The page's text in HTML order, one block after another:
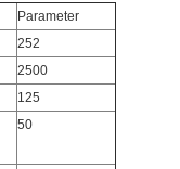
Parameter
252
2500
125
50